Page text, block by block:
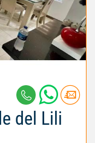
del Lili